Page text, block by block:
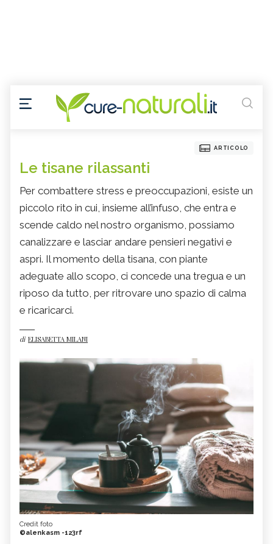
ARTICOLO
Le tisane rilassanti
Per combattere stress e preoccupazioni, esiste un
piccolo rito in cui, insieme all’infuso, che entra e
scende caldo nel nostro organismo, possiamo
canalizzare e lasciar andare pensieri negativi e
aspri. Il momento della tisana, con piante
adeguate allo scopo, ci concede una tregua e un
riposo da tutto, per ritrovare uno spazio di calma
e ricaricarci.
di ELISABETTA MILANI
Credit foto
©alenkasm -123rf